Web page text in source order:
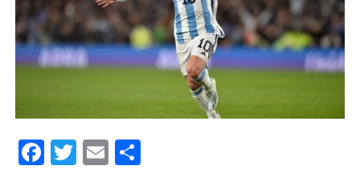
Facebook
Twitter Email